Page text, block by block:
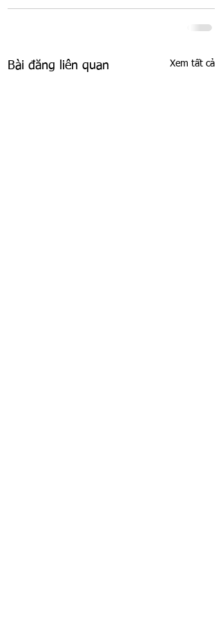
Bài đăng liên quan Xem tất cả